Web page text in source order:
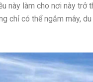
này làm cho nơi này trở
chỉ có thể ngắm mây,